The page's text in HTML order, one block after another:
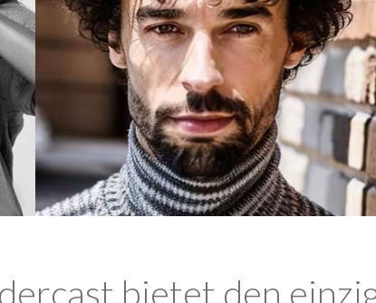
bietet den